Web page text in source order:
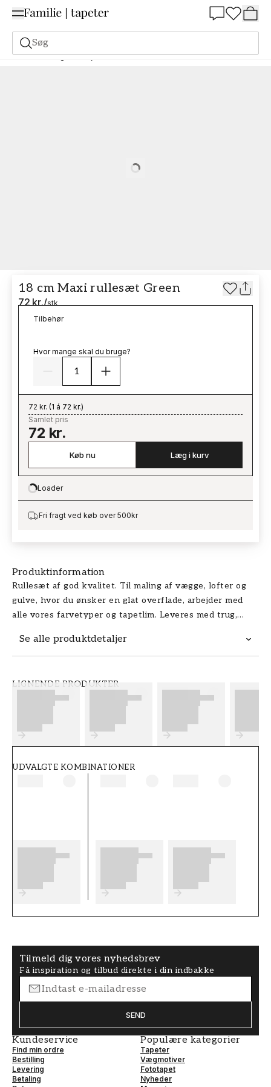
Søg
Tilbehør og værktøj Rollers 18 cm Maxi rullesæt Green
Produktinformation
Rullesæt af god kvalitet. Til maling af vægge, lofter og
gulve, hvor du ønsker en glat overflade, arbejder med
alle vores farvetyper og tapetlim. Leveres med trug,
Se alle produktdetaljer
VARENUMMER
FT5001-0318199H
LIGNENDE PRODUKTER
UDVALGTE KOMBINATIONER
18 cm Maxi rullesæt Green
72 kr./stk
Tilbehør
Hvor mange skal du bruge?
72 kr. (1 á 72 kr.)
Samlet pris
72 kr.
Køb nu Læg i kurv
Loading…
Loader
Fri fragt ved køb over 500kr
Tilmeld dig vores nyhedsbrev
Få inspiration og tilbud direkte i din indbakke
SEND
Kundeservice
Find min ordre
Bestilling
Levering
Betaling
Populære kategorier
Tapeter
Vægmotiver
Fototapet
Nyheder